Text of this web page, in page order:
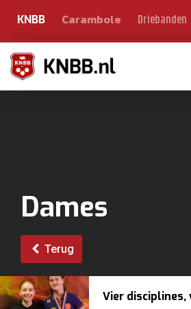
KNBB Carambole Driebanden
Dames
Terug
Vier disciplines,